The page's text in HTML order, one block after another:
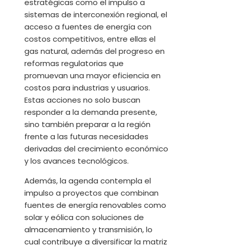
estratégicas como el impulso a
sistemas de interconexión regional, el
acceso a fuentes de energía con
costos competitivos, entre ellas el
gas natural, además del progreso en
reformas regulatorias que
promuevan una mayor eficiencia en
costos para industrias y usuarios.
Estas acciones no solo buscan
responder a la demanda presente,
sino también preparar a la región
frente a las futuras necesidades
derivadas del crecimiento económico
y los avances tecnológicos.
Además, la agenda contempla el
impulso a proyectos que combinan
fuentes de energía renovables como
solar y eólica con soluciones de
almacenamiento y transmisión, lo
cual contribuye a diversificar la matriz